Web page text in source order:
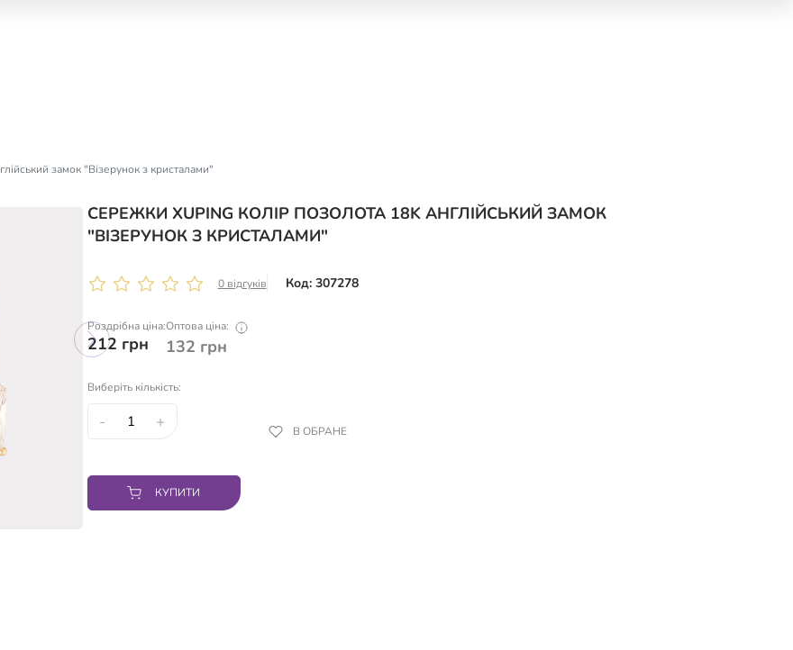
замок "Візерунок з кристалами"
СЕРЕЖКИ XUPING КОЛІР ПОЗОЛОТА 18K АНГЛІЙСЬКИЙ ЗАМОК
"ВІЗЕРУНОК З КРИСТАЛАМИ"
0 відгуків Код: 307278
Роздрібна ціна:
212 грн
Оптова ціна:
132 грн
Виберіть кількість:
- + В ОБРАНЕ
КУПИТИ